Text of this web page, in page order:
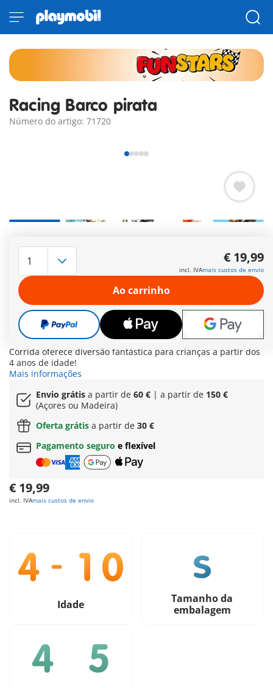
Racing Barco pirata
Número do artigo: 71720
Corrida", cada viagem torna-se numa caça ao tesouro
aventureira! O barco pirata impressiona com os seus dois
canhões, usados em emocionantes batalhas navais, e viaja
por terra em quatro rodas de fogo. No leme encontra-se o
corajoso pirata, equipado com um telescópio, pronto para
descobrir o próximo tesouro. O baú do tesouro está bem
guardado a bordo, enquanto a âncora está sempre pronta
para prender o barco com segurança. Quer se trate de lutas
emocionantes ou expedições misteriosas – o Barco Pirata de
Corrida oferece diversão fantástica para crianças a partir dos
4 anos de idade!
Mais informações
Envio grátis a partir de 60 € | a partir de 150 €
(Açores ou Madeira)
Oferta grátis a partir de 30 €
Pagamento seguro e flexível
€ 19,99
incl. IVAmais custos de envio
€ 19,99
incl. IVAmais custos de envio
Ao carrinho
Idade
Tamanho da
embalagem